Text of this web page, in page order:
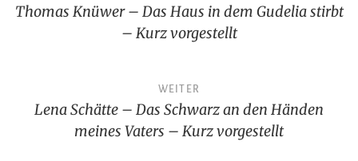
Thomas Knüwer – Das Haus in dem Gudelia stirbt
– Kurz vorgestellt
WEITER
Lena Schätte – Das Schwarz an den Händen
meines Vaters – Kurz vorgestellt